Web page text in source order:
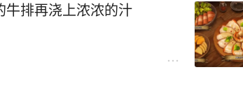
牛排再浇上浓浓的汁